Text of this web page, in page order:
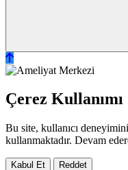
Çerez Kullanımı
Bu site, kullanıcı
kullanmaktadır. Devam
Kabul Et Reddet